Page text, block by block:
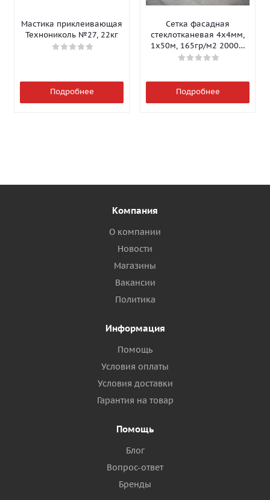
Мастика приклеивающая
Технониколь №27, 22кг
Подробнее
Сетка фасадная
стеклотканевая 4х4мм,
1х50м, 165гр/м2 2000Н
Isomax-165
Подробнее
Компания
О компании
Новости
Магазины
Вакансии
Политика
Информация
Помощь
Условия оплаты
Условия доставки
Гарантия на товар
Помощь
Блог
Вопрос-ответ
Бренды